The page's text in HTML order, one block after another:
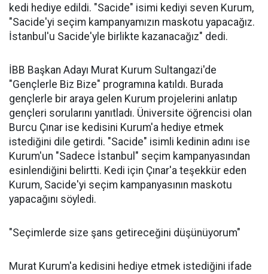
kedi hediye edildi. "Sacide" isimi kediyi seven Kurum,
"Sacide'yi seçim kampanyamızın maskotu yapacağız.
İstanbul'u Sacide'yle birlikte kazanacağız" dedi.
İBB Başkan Adayı Murat Kurum Sultangazi'de
"Gençlerle Biz Bize" programına katıldı. Burada
gençlerle bir araya gelen Kurum projelerini anlatıp
gençleri sorularını yanıtladı. Üniversite öğrencisi olan
Burcu Çınar ise kedisini Kurum'a hediye etmek
istediğini dile getirdi. "Sacide" isimli kedinin adını ise
Kurum'un "Sadece İstanbul" seçim kampanyasından
esinlendiğini belirtti. Kedi için Çınar'a teşekkür eden
Kurum, Sacide'yi seçim kampanyasının maskotu
yapacağını söyledi.
"Seçimlerde size şans getireceğini düşünüyorum"
Murat Kurum'a kedisini hediye etmek istediğini ifade